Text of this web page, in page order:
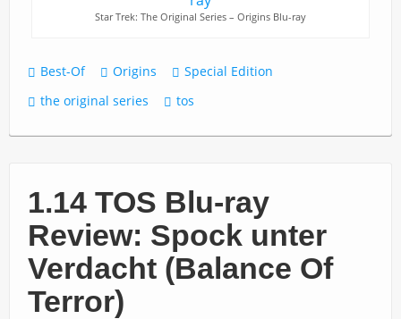
Star Trek: The Original Series – Origins Blu-ray
Best-Of Origins
Special Edition
the original series
tos
1.14 TOS Blu-ray
Review: Spock unter
Verdacht (Balance Of
Terror)